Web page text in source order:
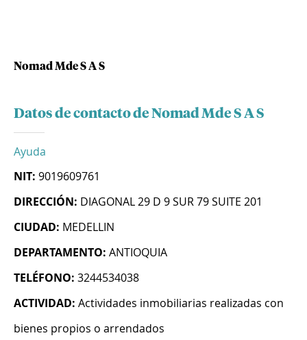
Nomad Mde S A S
Datos de contacto de Nomad Mde S A S
Ayuda
NIT: 9019609761
DIRECCIÓN: DIAGONAL 29 D 9 SUR 79 SUITE 201
CIUDAD: MEDELLIN
DEPARTAMENTO: ANTIOQUIA
TELÉFONO: 3244534038
ACTIVIDAD: Actividades inmobiliarias realizadas con
bienes propios o arrendados